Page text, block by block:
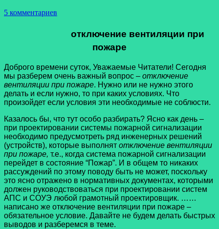
5 комментариев
отключение вентиляции при
пожаре
Доброго времени суток, Уважаемые Читатели! Сегодня
мы разберем очень важный вопрос – отключение
вентиляции при пожаре. Нужно или не нужно этого
делать и если нужно, то при каких условиях. Что
произойдет если условия эти необходимые не соблюсти.
Казалось бы, что тут особо разбирать? Ясно как день –
при проектировании системы пожарной сигнализации
необходимо предусмотреть ряд инженерных решений
(устройств), которые выполнят отключение вентиляции
при пожаре, т.е., когда система пожарной сигнализации
перейдет в состояние “Пожар”. И в общем то никаких
рассуждений по этому поводу быть не может, поскольку
это ясно отражено в нормативных документах, которыми
должен руководствоваться при проектировании систем
АПС и СОУЭ любой грамотный проектировщик. ……
написано же отключение вентиляции при пожаре –
обязательное условие. Давайте не будем делать быстрых
выводов и разберемся в теме.